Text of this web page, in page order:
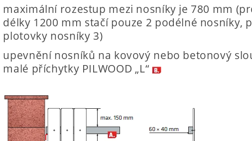
maximální rozestup mezi nosníky je 780 mm
délky 1200 mm stačí pouze 2 podélné nosníky,
plotovky nosníky 3)
upevnění nosníků na kovový nebo betonový
malé příchytky PILWOOD „L“